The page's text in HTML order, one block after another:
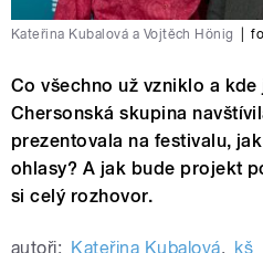
Kateřina Kubalová a Vojtěch Hönig
Co všechno už vzniklo a
Chersonská skupina
prezentovala na festivalu,
ohlasy? A jak bude projekt
si celý rozhovor.
autoři: Kateřina Kubalová, kš